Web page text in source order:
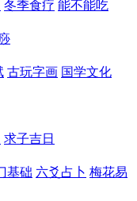
冬季食疗 能不能吃
古玩字画 国学文化
求子吉日
基础 六爻占卜 梅花易